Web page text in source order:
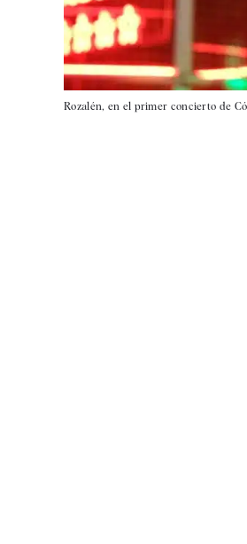
Rozalén, en el primer concierto de